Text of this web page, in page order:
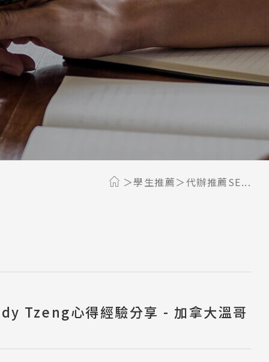
生活資訊
跟著遊學大使看世界
學習要領
工作規範
生涯規劃
學生推薦 代辦推薦SE...
Tzeng心得經驗分享 - 加拿大溫哥